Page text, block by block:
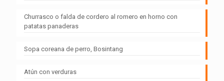
Churrasco o falda de cordero al romero en horno con
patatas panaderas
Sopa coreana de perro, Bosintang
Atún con verduras